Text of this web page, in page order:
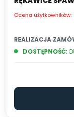
Ocena użytkowników:
DOSTĘPNOŚĆ:
REALIZACJA